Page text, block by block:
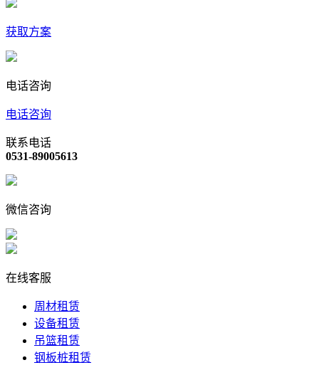
获取方案
电话咨询
电话咨询
联系电话
0531-89005613
微信咨询
在线客服
周材租赁
设备租赁
吊篮租赁
钢板桩租赁